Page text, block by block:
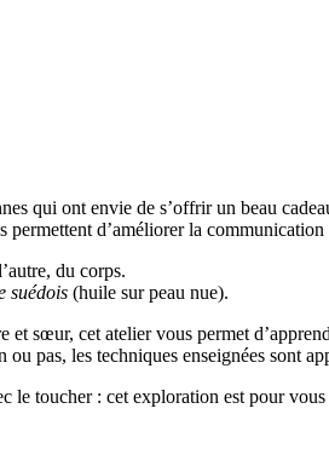
qui ont envie de s’offrir un beau
d’améliorer la
du corps.
suédois (huile sur peau nue).
sœur, cet atelier vous permet
pas, les techniques enseignées sont
le toucher : cet exploration est pour vous